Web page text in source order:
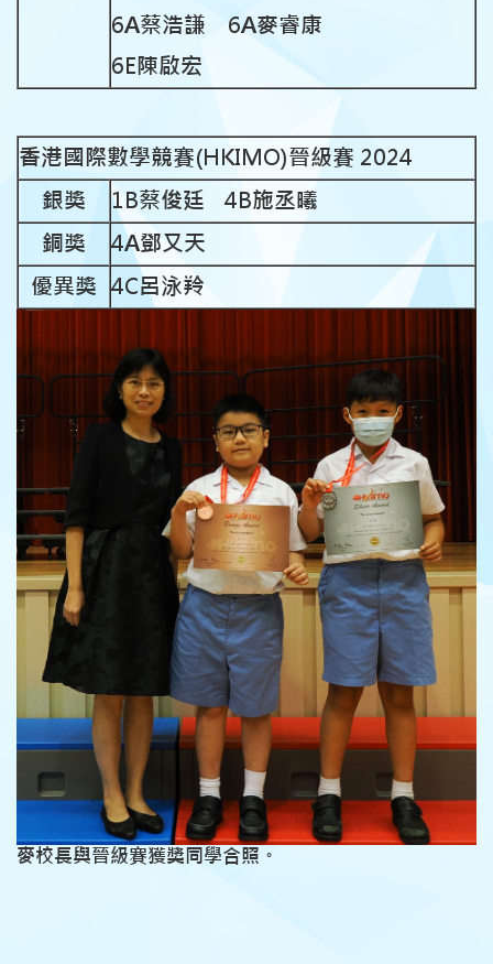
6A蔡浩謙 6A麥睿康
6E陳啟宏
香港國際數學競賽(HKIMO)晉級賽 2024
銀獎
1B蔡俊廷
4B施丞曦
銅獎
4A鄧又天
優異獎 4C呂泳羚
麥校長與晉級賽獲獎同學合照。